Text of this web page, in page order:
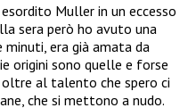
Muller in un eccesso
sera però ho avuto una
era già amata da
origini sono quelle e forse
al talento che spero ci
che si mettono a nudo.